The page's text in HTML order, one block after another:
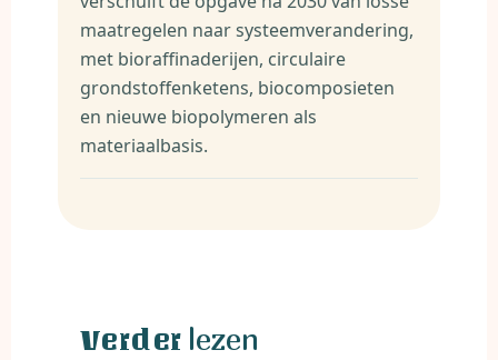
maatregelen naar systeemverandering,
met bioraffinaderijen, circulaire
grondstoffenketens, biocomposieten
en nieuwe biopolymeren als
materiaalbasis.
Verder lezen